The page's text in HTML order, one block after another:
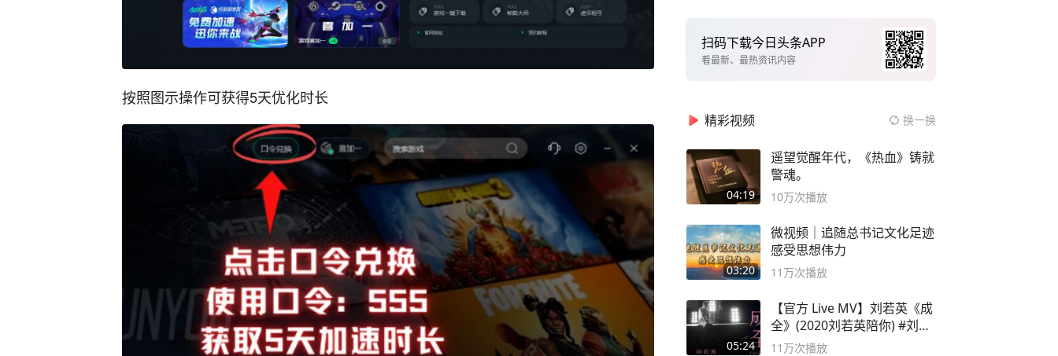
按照图示操作可获得5天优化时长
扫码下载今日头条APP
看最新、最热资讯内容
精彩视频 换一换
04:19
遥望觉醒年代，《热血》铸就
警魂。
10万次播放
03:20
微视频｜追随总书记文化足迹
感受思想伟力
11万次播放
05:24
【官方 Live MV】刘若英《成
全》(2020刘若英陪你) #刘若
英 #成全
11万次播放